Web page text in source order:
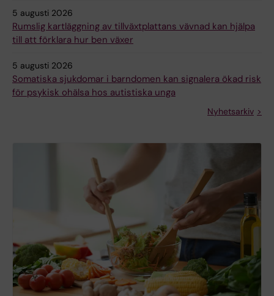
5 augusti 2026
Rumslig kartläggning av tillväxtplattans vävnad kan hjälpa
till att förklara hur ben växer
5 augusti 2026
Somatiska sjukdomar i barndomen kan signalera ökad risk
för psykisk ohälsa hos autistiska unga
Nyhetsarkiv